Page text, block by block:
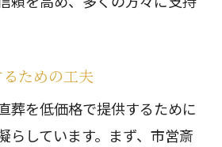
ための工夫
葬を低価格で提供するために
らしています。まず、市営斎